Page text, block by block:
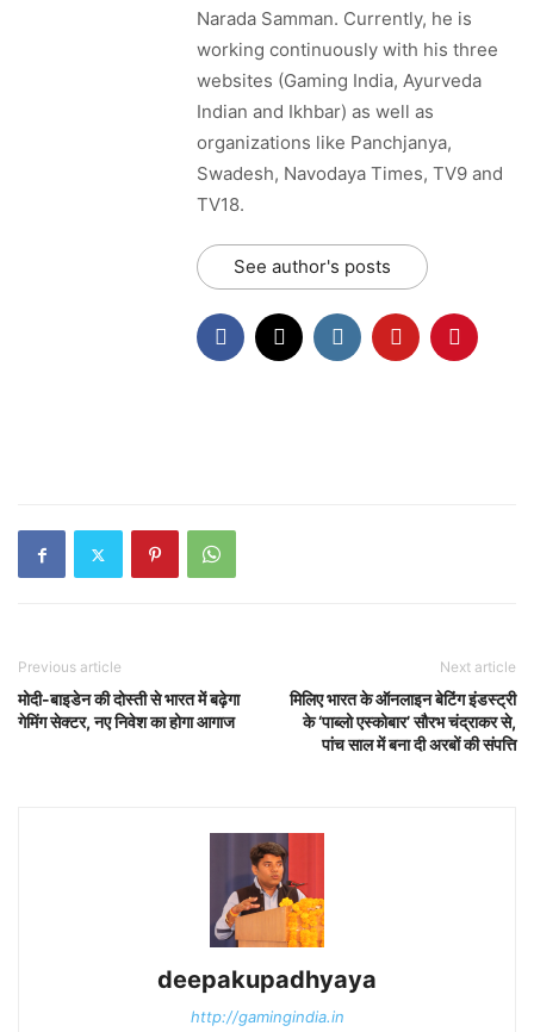
Narada Samman. Currently, he is
working continuously with his three
websites (Gaming India, Ayurveda
Indian and Ikhbar) as well as
organizations like Panchjanya,
Swadesh, Navodaya Times, TV9 and
TV18.
See author's posts
Previous article
मोदी-बाइडेन की दोस्ती से भारत में बढ़ेगा
गेमिंग सेक्टर, नए निवेश का होगा आगाज
Next article
मिलिए भारत के ऑनलाइन बेटिंग इंडस्ट्री
के ‘पाब्लो एस्कोबार’ सौरभ चंद्राकर से,
पांच साल में बना दी अरबों की संपत्ति
deepakupadhyaya
http://gamingindia.in